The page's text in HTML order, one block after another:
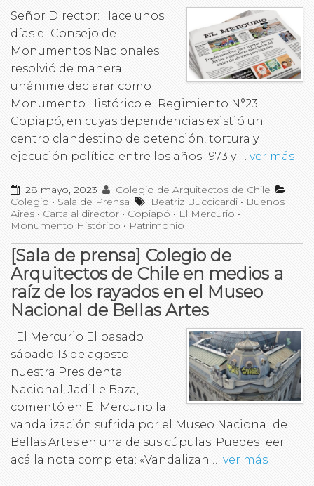
Señor Director: Hace unos
días el Consejo de
Monumentos Nacionales
resolvió de manera
unánime declarar como
Monumento Histórico el Regimiento N°23
Copiapó, en cuyas dependencias existió un
centro clandestino de detención, tortura y
ejecución política entre los años 1973 y … ver más
28 mayo, 2023
Colegio de Arquitectos de Chile
Colegio • Sala de Prensa Beatriz Buccicardi • Buenos
Aires • Carta al director • Copiapó • El Mercurio •
Monumento Histórico • Patrimonio
[Sala de prensa] Colegio de
Arquitectos de Chile en medios a
raíz de los rayados en el Museo
Nacional de Bellas Artes
El Mercurio El pasado
sábado 13 de agosto
nuestra Presidenta
Nacional, Jadille Baza,
comentó en El Mercurio la
vandalización sufrida por el Museo Nacional de
Bellas Artes en una de sus cúpulas. Puedes leer
acá la nota completa: «Vandalizan … ver más